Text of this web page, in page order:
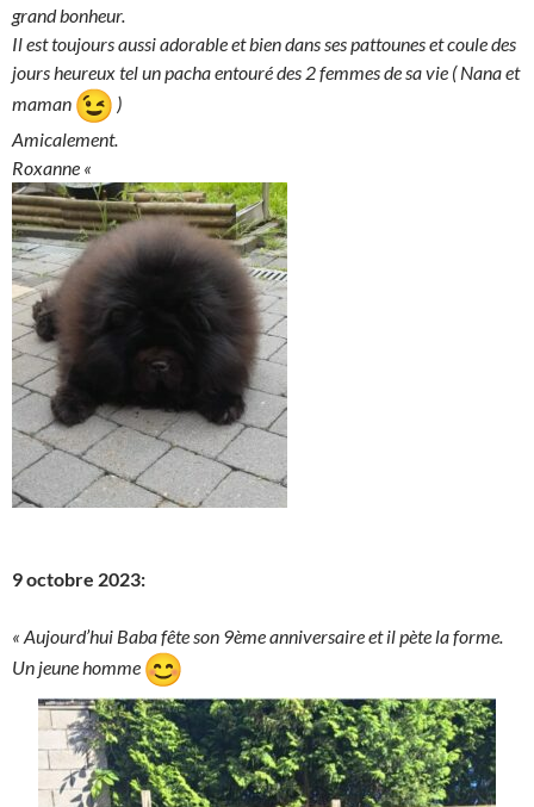
grand bonheur.
Il est toujours aussi adorable et bien dans ses pattounes et coule des
jours heureux tel un pacha entouré des 2 femmes de sa vie ( Nana et
maman
)
Amicalement.
Roxanne «
9 octobre 2023:
« Aujourd’hui Baba fête son 9ème anniversaire et il pète la forme.
Un jeune homme